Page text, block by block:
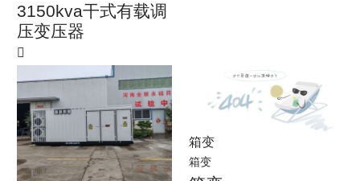
3150kva干式有载调
压变压器
箱变
箱变